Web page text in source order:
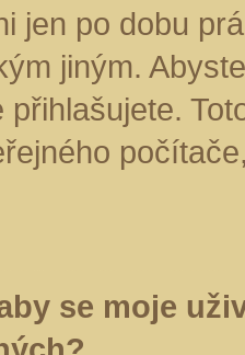
jen po dobu
jiným.
se moje